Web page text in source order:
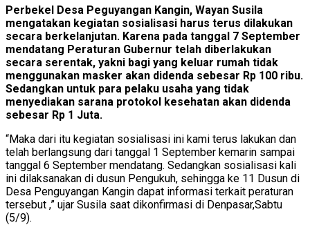
Perbekel Desa Peguyangan Kangin, Wayan Susila
mengatakan kegiatan sosialisasi harus terus dilakukan
secara berkelanjutan. Karena pada tanggal 7 September
mendatang Peraturan Gubernur telah diberlakukan
secara serentak, yakni bagi yang keluar rumah tidak
menggunakan masker akan didenda sebesar Rp 100 ribu.
Sedangkan untuk para pelaku usaha yang tidak
menyediakan sarana protokol kesehatan akan didenda
sebesar Rp 1 Juta.
“Maka dari itu kegiatan sosialisasi ini kami terus lakukan dan
telah berlangsung dari tanggal 1 September kemarin sampai
tanggal 6 September mendatang. Sedangkan sosialisasi kali
ini dilaksanakan di dusun Pengukuh, sehingga ke 11 Dusun di
Desa Penguyangan Kangin dapat informasi terkait peraturan
tersebut ,” ujar Susila saat dikonfirmasi di Denpasar,Sabtu
(5/9).